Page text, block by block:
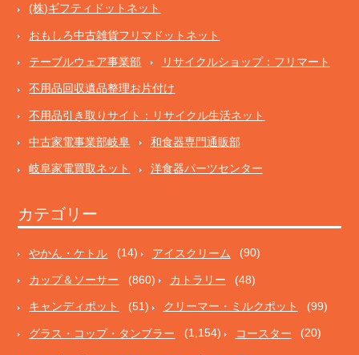
(株)ギフティドットネット
おもしろ中古雑貨フリマドットネット
テーブルウェア事業部 リサイクルショップ：フリマート
不用品回収遺品整理お片付け
不用品引き取りサイト：リサイクル生活ネット
中古家電事業部岐阜 和食器専門通販部
岐阜家電買取ネット 洋食器パーツセンター
カテゴリー
やかん・ケトル (14) アイスクリーム (90)
カップ＆ソーサー (860) カトラリー (48)
キャンディポット (51) クリーマー・ミルクポット (99)
グラス・コップ・タンブラー (1,154) コースター (20)